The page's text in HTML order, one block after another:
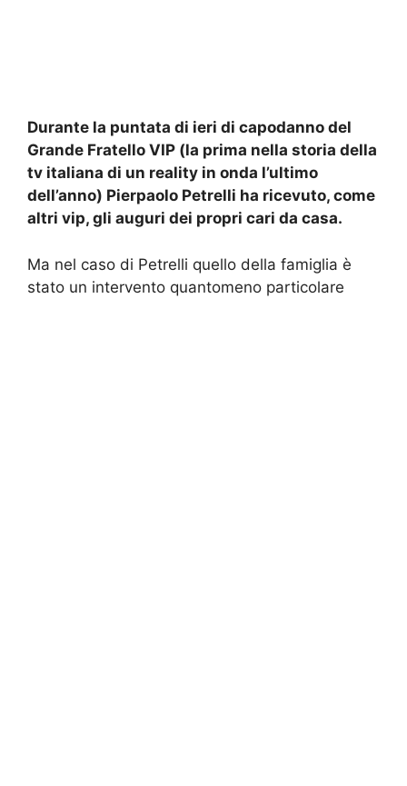
Durante la puntata di ieri di capodanno del
Grande Fratello VIP (la prima nella storia della
tv italiana di un reality in onda l’ultimo
dell’anno) Pierpaolo Petrelli ha ricevuto, come
altri vip, gli auguri dei propri cari da casa.
Ma nel caso di Petrelli quello della famiglia è
stato un intervento quantomeno particolare